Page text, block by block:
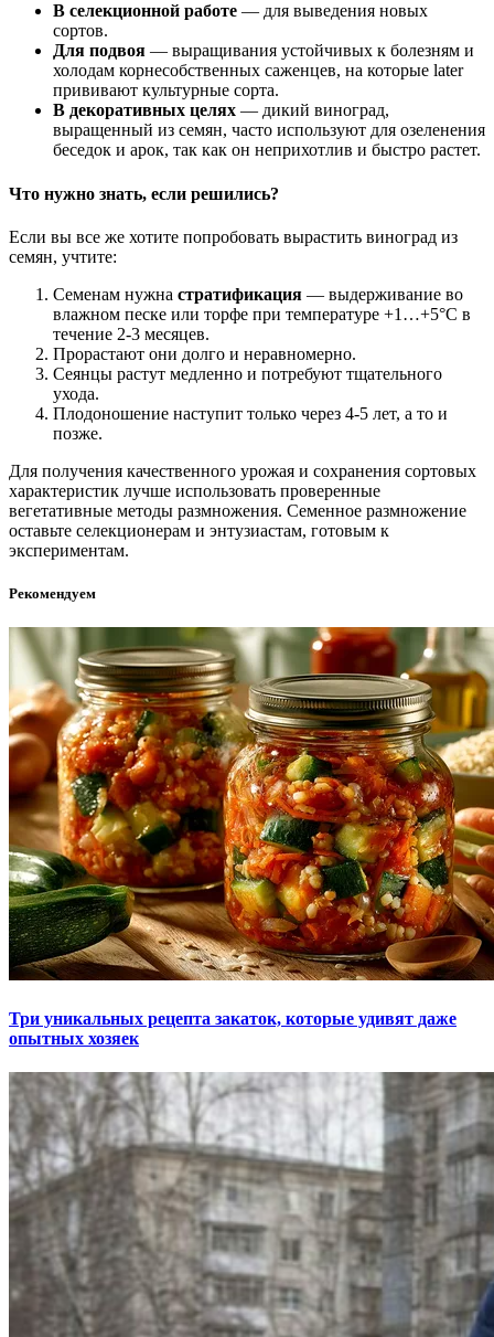
В селекционной работе — для выведения новых
сортов.
Для подвоя — выращивания устойчивых к болезням и
холодам корнесобственных саженцев, на которые later
прививают культурные сорта.
В декоративных целях — дикий виноград,
выращенный из семян, часто используют для озеленения
беседок и арок, так как он неприхотлив и быстро растет.
Что нужно знать, если решились?
Если вы все же хотите попробовать вырастить виноград из
семян, учтите:
Семенам нужна стратификация — выдерживание во
влажном песке или торфе при температуре +1…+5°C в
течение 2-3 месяцев.
Прорастают они долго и неравномерно.
Сеянцы растут медленно и потребуют тщательного
ухода.
Плодоношение наступит только через 4-5 лет, а то и
позже.
Для получения качественного урожая и сохранения сортовых
характеристик лучше использовать проверенные
вегетативные методы размножения. Семенное размножение
оставьте селекционерам и энтузиастам, готовым к
экспериментам.
Рекомендуем
Три уникальных рецепта закаток, которые удивят даже
опытных хозяек